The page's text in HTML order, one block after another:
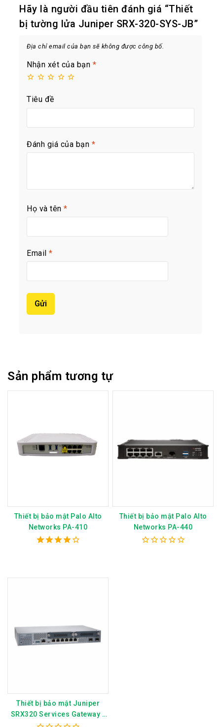
Hãy là người đầu tiên đánh giá “Thiết
bị tường lửa Juniper SRX-320-SYS-JB”
Địa chỉ email của bạn sẽ không được công bố.
Nhận xét của bạn *
Tiêu đề
Đánh giá của bạn *
Họ và tên *
Email *
Sản phẩm tương tự
Thiết bị bảo mật Palo Alto
Networks PA-410
Thiết bị bảo mật Palo Alto
Networks PA-440
Thiết bị bảo mật Juniper
SRX320 Services Gateway -
SRX320-SYS-JB